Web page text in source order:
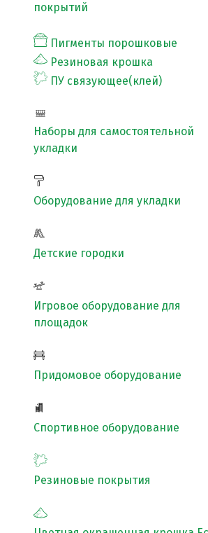
ПРОЕКТНЫЕ РЕШЕНИЯ ДЕТСКИХ
ПРОЕКТНЫЕ РЕШЕНИЯ
Решение компании “Экополис”
Антискользящее покрытие для
Покрытие для отмостки
Покрытия детских площадок
Покрытия для спортивных
Универсальные
Резиновая брусчатка
Резиновый бордюр
Рулонное резиновое покрытие
Каменный ковер
покрытий
Пигменты порошковые
Резиновая крошка
ПУ связующее(клей)
Наборы для самостоятельной
укладки
Оборудование для укладки
Детские городки
Игровое оборудование для
площадок
Придомовое оборудование
Спортивное оборудование
Резиновые покрытия